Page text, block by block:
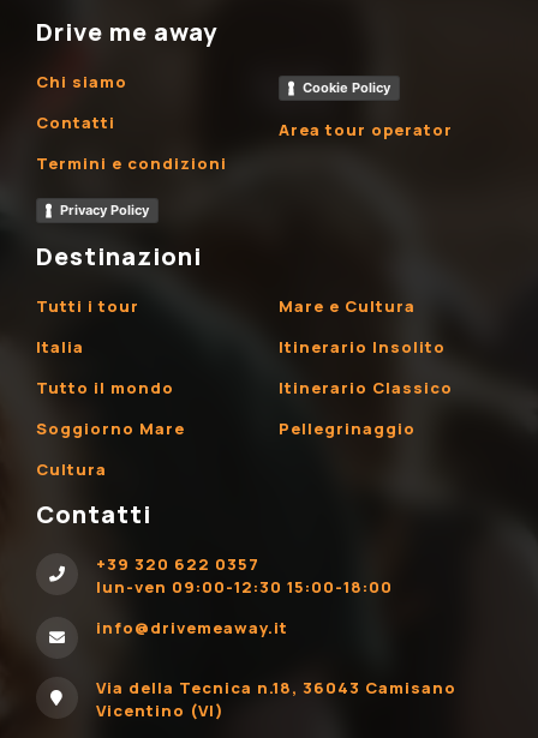
Drive me away
Chi siamo
Contatti
Termini e condizioni
Privacy Policy
Cookie Policy
Area tour operator
Destinazioni
Tutti i tour
Italia
Tutto il mondo
Soggiorno Mare
Cultura
Mare e Cultura
Itinerario Insolito
Itinerario Classico
Pellegrinaggio
Contatti
+39 320 622 0357
lun-ven 09:00-12:30 15:00-18:00
info@drivemeaway.it
Via della Tecnica n.18, 36043 Camisano
Vicentino (VI)